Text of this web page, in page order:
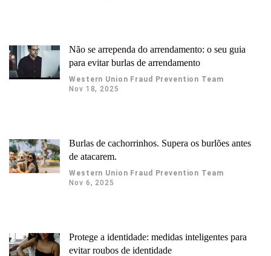
Não se arrependa do arrendamento: o seu guia
para evitar burlas de arrendamento
Western Union Fraud Prevention Team
Nov 18, 2025
Burlas de cachorrinhos. Supera os burlões antes
de atacarem.
Western Union Fraud Prevention Team
Nov 6, 2025
Protege a identidade: medidas inteligentes para
evitar roubos de identidade